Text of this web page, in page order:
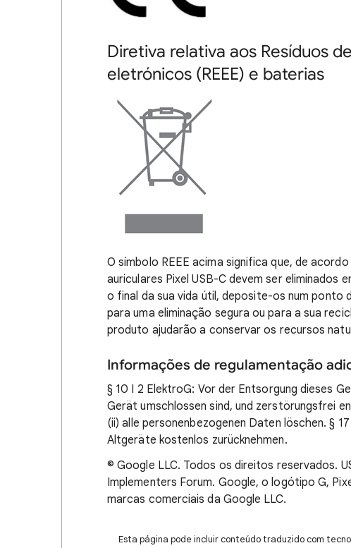
Diretiva relativa aos Resíduos
eletrónicos (REEE) e baterias
O símbolo REEE acima significa que, de
auriculares Pixel USB-C devem ser eliminados
o final da sua vida útil, deposite-os num ponto
para uma eliminação segura ou para a sua
produto ajudarão a conservar os recursos
Informações de regulamentação
§ 10 I 2 ElektroG: Vor der Entsorgung dieses
Gerät umschlossen sind, und zerstörungsfrei
(ii) alle personenbezogenen Daten löschen. §
Altgeräte kostenlos zurücknehmen.
© Google LLC. Todos os direitos reservados.
Implementers Forum. Google, o logótipo G,
marcas comerciais da Google LLC.
Esta página pode incluir conteúdo traduzido com